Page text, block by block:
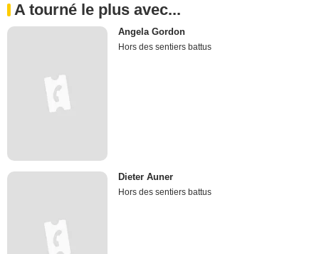
A tourné le plus avec...
Angela Gordon
Hors des sentiers battus
Dieter Auner
Hors des sentiers battus